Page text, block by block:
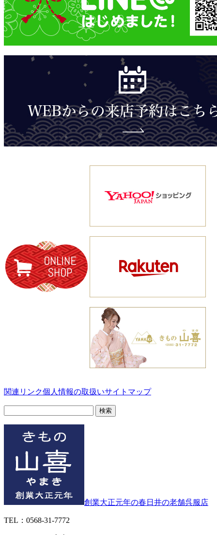
関連リンク個人情報の取扱いサイトマップ
創業大正元年の春日井の老舗呉服店
TEL：0568-31-7772